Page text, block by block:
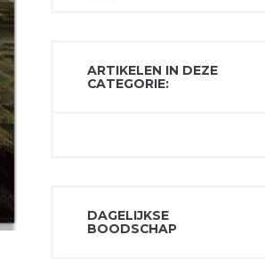
ARTIKELEN IN DEZE
CATEGORIE:
DAGELIJKSE
BOODSCHAP